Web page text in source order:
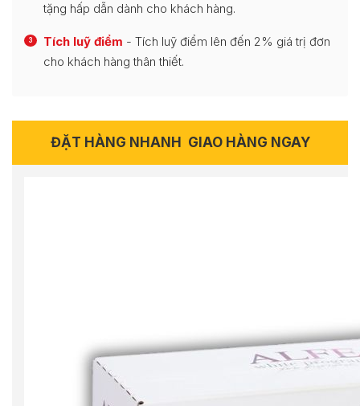
tặng hấp dẫn dành cho khách hàng.
3 Tích luỹ điểm - Tích luỹ điểm lên đến 2% giá trị đơn
cho khách hàng thân thiết.
ĐẶT HÀNG NHANH GIAO HÀNG NGAY